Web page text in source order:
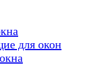
для окон